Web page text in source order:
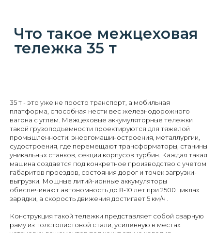
35 т - это уже не просто транспорт, а мобильная
платформа, способная нести вес железнодорожного
вагона с углем. Межцеховые аккумуляторные тележки
такой грузоподъемности проектируются для тяжелой
промышленности: энергомашиностроения, металлургии,
судостроения, где перемещают трансформаторы, станины
уникальных станков, секции корпусов турбин. Каждая такая
машина создается под конкретное производство с учетом
габаритов проездов, состояния дорог и точек загрузки-
выгрузки. Мощные литий-ионные аккумуляторы
обеспечивают автономность до 8-10 лет при 2500 циклах
зарядки, а скорость движения достигает 5 км/ч .
Конструкция такой тележки представляет собой сварную
раму из толстолистовой стали, усиленную в местах